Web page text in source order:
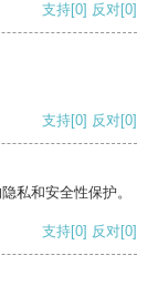
支持[0] 反对[0]
支持[0] 反对[0]
私和安全性保护。
支持[0] 反对[0]